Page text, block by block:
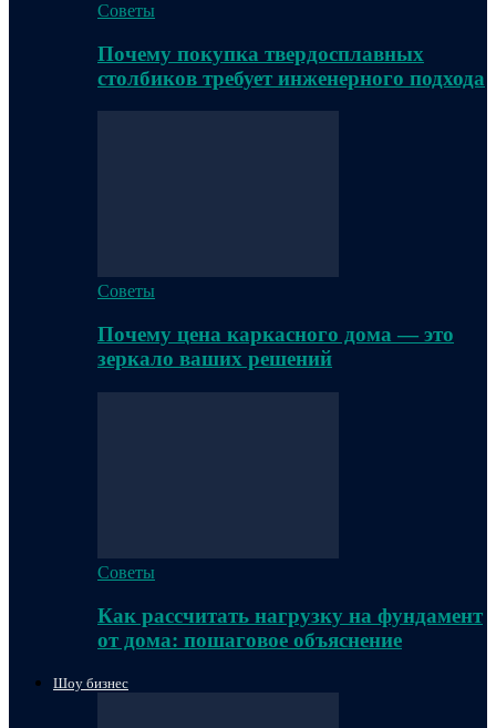
Советы
Почему покупка твердосплавных
столбиков требует инженерного подхода
Советы
Почему цена каркасного дома — это
зеркало ваших решений
Советы
Как рассчитать нагрузку на фундамент
от дома: пошаговое объяснение
Шоу бизнес